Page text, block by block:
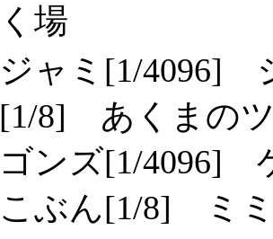
く場
ジャミ[1/4096]
[1/8] あくまの
ゴンズ[1/4096]
こぶん[1/8] ミ